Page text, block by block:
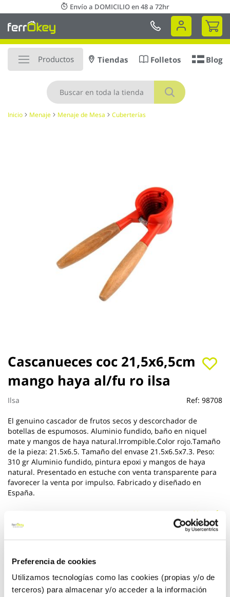
Preferencia de cookies
Utilizamos tecnologías como las cookies (propias y/o de
terceros) para almacenar y/o acceder a la información
al
contenido
Envío a DOMICILIO en 48 a 72hr
Mi
Productos
Buscar
Tiendas Folletos Blog
Inicio Menaje Menaje de Mesa Cuberterías
Cascanueces coc 21,5x6,5cm
mango haya al/fu ro ilsa
Ilsa Ref: 98708
El genuino cascador de frutos secos y descorchador de
botellas de espumosos. Aluminio fundido, baño en niquel
mate y mangos de haya natural.Irrompible.Color rojo.Tamaño
de la pieza: 21.5x6.5. Tamaño del envase 21.5x6.5x7.3. Peso:
310 gr Aluminio fundido, pintura epoxi y mangos de haya
natural. Presentado en estuche con venta transparente para
favorecer la venta por impulso. Fabricado y diseñado en
España.
Ver más
10,10 €
Añadir al carrito
Saltar
al
comienzo
de
la
de
imágenes